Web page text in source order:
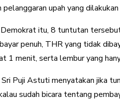
upah yang
itu, 8 tuntutan tersebut
penuh, THR yang tidak
1 menit, serta lembur yang
Puji Astuti menyatakan jika
sudah bicara tentang